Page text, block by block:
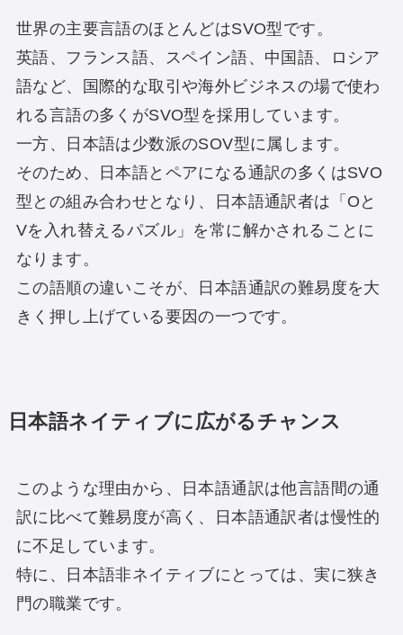
世界の主要言語のほとんどはSVO型です。
英語、フランス語、スペイン語、中国語、ロシア
語など、国際的な取引や海外ビジネスの場で使わ
れる言語の多くがSVO型を採用しています。
一方、日本語は少数派のSOV型に属します。
そのため、日本語とペアになる通訳の多くはSVO
型との組み合わせとなり、日本語通訳者は「Oと
Vを入れ替えるパズル」を常に解かされることに
なります。
この語順の違いこそが、日本語通訳の難易度を大
きく押し上げている要因の一つです。
日本語ネイティブに広がるチャンス
このような理由から、日本語通訳は他言語間の通
訳に比べて難易度が高く、日本語通訳者は慢性的
に不足しています。
特に、日本語非ネイティブにとっては、実に狭き
門の職業です。